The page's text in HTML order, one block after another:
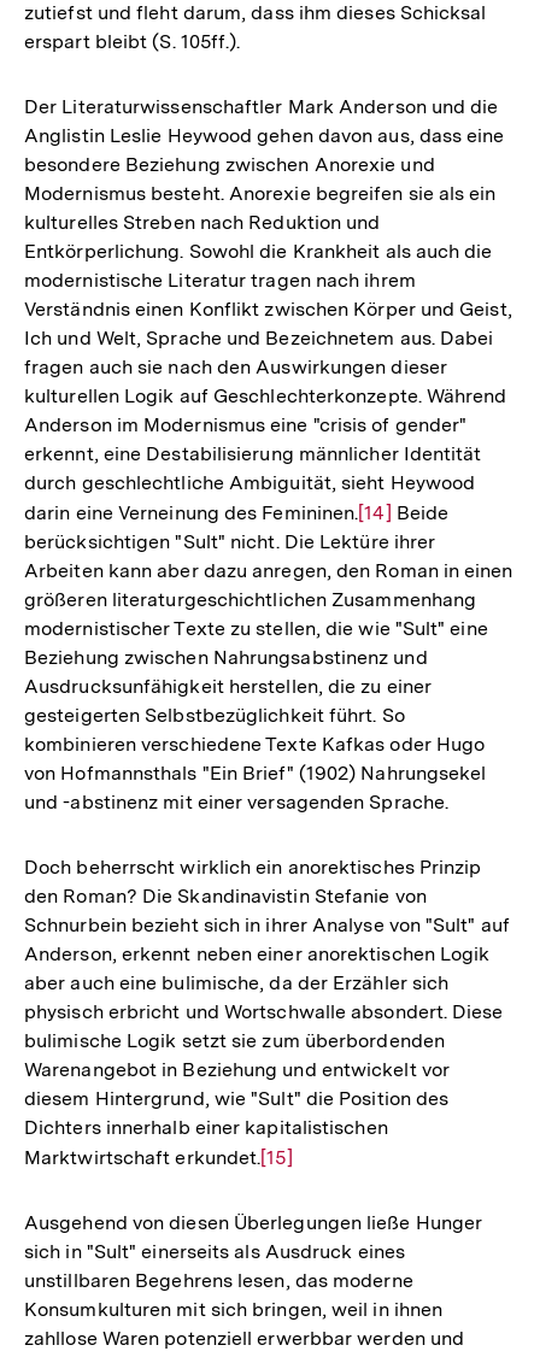
zutiefst und fleht darum, dass ihm dieses Schicksal
erspart bleibt (S. 105ff.).
Der Literaturwissenschaftler Mark Anderson und die
Anglistin Leslie Heywood gehen davon aus, dass eine
besondere Beziehung zwischen Anorexie und
Modernismus besteht. Anorexie begreifen sie als ein
kulturelles Streben nach Reduktion und
Entkörperlichung. Sowohl die Krankheit als auch die
modernistische Literatur tragen nach ihrem
Verständnis einen Konflikt zwischen Körper und Geist,
Ich und Welt, Sprache und Bezeichnetem aus. Dabei
fragen auch sie nach den Auswirkungen dieser
kulturellen Logik auf Geschlechterkonzepte. Während
Anderson im Modernismus eine "crisis of gender"
erkennt, eine Destabilisierung männlicher Identität
durch geschlechtliche Ambiguität, sieht Heywood
darin eine Verneinung des Femininen.Zur
Auflösung
der
Fußnote
[14] Beide
berücksichtigen "Sult" nicht. Die Lektüre ihrer
Arbeiten kann aber dazu anregen, den Roman in einen
größeren literaturgeschichtlichen Zusammenhang
modernistischer Texte zu stellen, die wie "Sult" eine
Beziehung zwischen Nahrungsabstinenz und
Ausdrucksunfähigkeit herstellen, die zu einer
gesteigerten Selbstbezüglichkeit führt. So
kombinieren verschiedene Texte Kafkas oder Hugo
von Hofmannsthals "Ein Brief" (1902) Nahrungsekel
und -abstinenz mit einer versagenden Sprache.
Doch beherrscht wirklich ein anorektisches Prinzip
den Roman? Die Skandinavistin Stefanie von
Schnurbein bezieht sich in ihrer Analyse von "Sult" auf
Anderson, erkennt neben einer anorektischen Logik
aber auch eine bulimische, da der Erzähler sich
physisch erbricht und Wortschwalle absondert. Diese
bulimische Logik setzt sie zum überbordenden
Warenangebot in Beziehung und entwickelt vor
diesem Hintergrund, wie "Sult" die Position des
Dichters innerhalb einer kapitalistischen
Marktwirtschaft erkundet.Zur
der
Fußnote
[15]
Ausgehend von diesen Überlegungen ließe Hunger
sich in "Sult" einerseits als Ausdruck eines
unstillbaren Begehrens lesen, das moderne
Konsumkulturen mit sich bringen, weil in ihnen
zahllose Waren potenziell erwerbbar werden und